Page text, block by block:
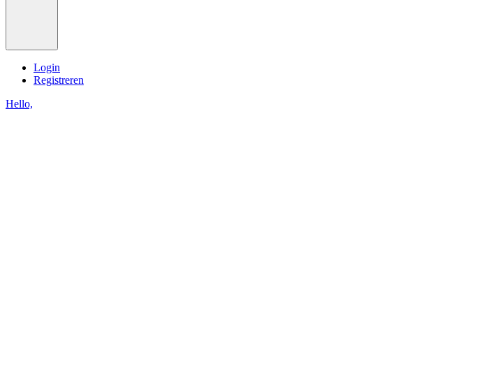
Login
Registreren
Hello,